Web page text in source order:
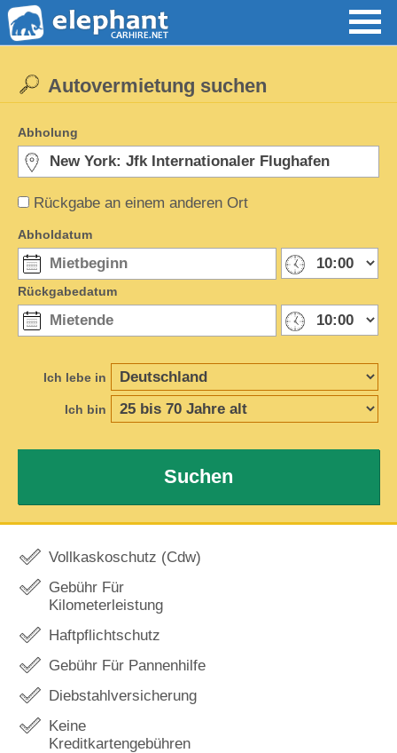
Rückgabe an einem anderen Ort
Autovermietung suchen
Abholung
Abholdatum
Rückgabedatum
Ich lebe in
Ich bin
Suchen
Vollkaskoschutz (Cdw)
Gebühr Für
Kilometerleistung
Haftpflichtschutz
Gebühr Für Pannenhilfe
Diebstahlversicherung
Keine
Kreditkartengebühren